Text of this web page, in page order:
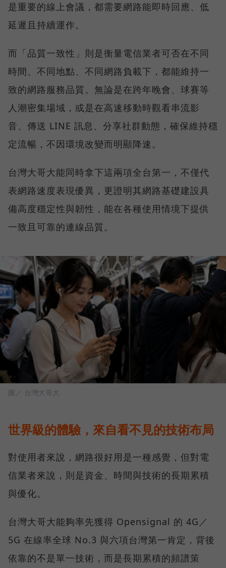
是重要的線上會議，都需要網路能即時回應、低
延遲且持續運作。
而「品質一致性」則是衡量電信業者可否在不同
時間、不同地點、不同網路負載下，都能維持一
致的網路服務品質。無論是在跨年晚會、球賽等
人潮密集場域，或是在高速移動時觀看串流影
音、傳送 LINE 訊息、分享社群動態，確保維持穩
定流暢，不因環境改變而明顯降速。
台灣大哥大能同時拿下這兩項全台第一，不僅代
表網路速度表現優異，更證明其網路基礎建設具
備高度穩定性與韌性，能在各種使用情境下提供
一致且可靠的連線品質。
圖／ 台灣大哥大
世界級的體驗，來自看不見的技術布局
對使用者來說，網路很好用是一種感覺，但對電
信業者來說，則是資金、時間與技術的長期累積
與優化。
台灣大哥大能夠率先獲得 Opensignal 的 4G／
5G 在線率全球 No.3 與六項台灣第一肯定，背後
依靠的不是單一技術，而是長期累積的頻譜策